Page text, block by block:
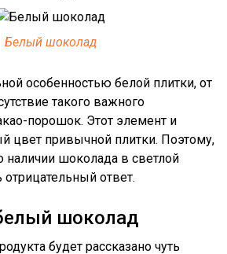
Белый шоколад
особенностью белой плитки, от
такого важного
порошок. Этот элемент и
цвет привычной плитки. Поэтому,
наличии шоколада в светлой
ответ.
шоколад
будет рассказано чуть